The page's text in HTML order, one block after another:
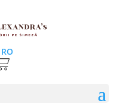
RO
Vernisaj artisti
6